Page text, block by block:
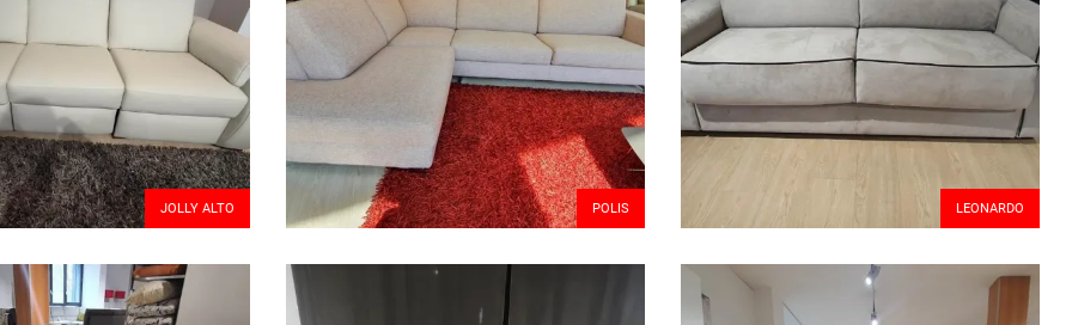
JOLLY ALTO POLIS LEONARDO